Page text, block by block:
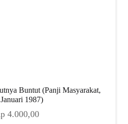
Buntut (Panji Masyarakat,
1987)
4.000,00